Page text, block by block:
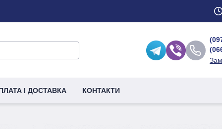
І ДОСТАВКА КОНТАКТИ